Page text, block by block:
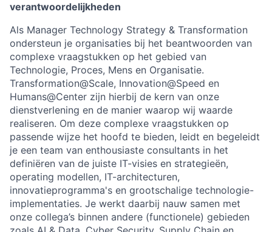
verantwoordelijkheden
Als Manager Technology Strategy & Transformation
ondersteun je organisaties bij het beantwoorden van
complexe vraagstukken op het gebied van
Technologie, Proces, Mens en Organisatie.
Transformation@Scale, Innovation@Speed en
Humans@Center zijn hierbij de kern van onze
dienstverlening en de manier waarop wij waarde
realiseren. Om deze complexe vraagstukken op
passende wijze het hoofd te bieden, leidt en begeleidt
je een team van enthousiaste consultants in het
definiëren van de juiste IT-visies en strategieën,
operating modellen, IT-architecturen,
innovatieprogramma's en grootschalige technologie-
implementaties. Je werkt daarbij nauw samen met
onze collega’s binnen andere (functionele) gebieden